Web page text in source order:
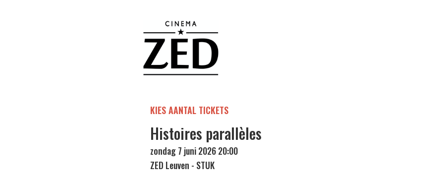
KIES AANTAL TICKETS
Histoires parallèles
zondag 7 juni 2026 20:00
ZED Leuven - STUK